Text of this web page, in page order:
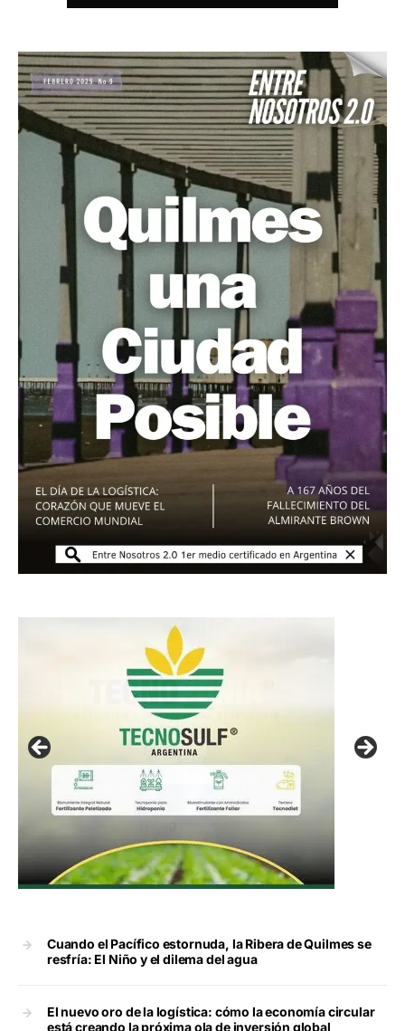
Cuando el Pacífico estornuda, la Ribera de Quilmes se
resfría: El Niño y el dilema del agua
El nuevo oro de la logística: cómo la economía circular
está creando la próxima ola de inversión global